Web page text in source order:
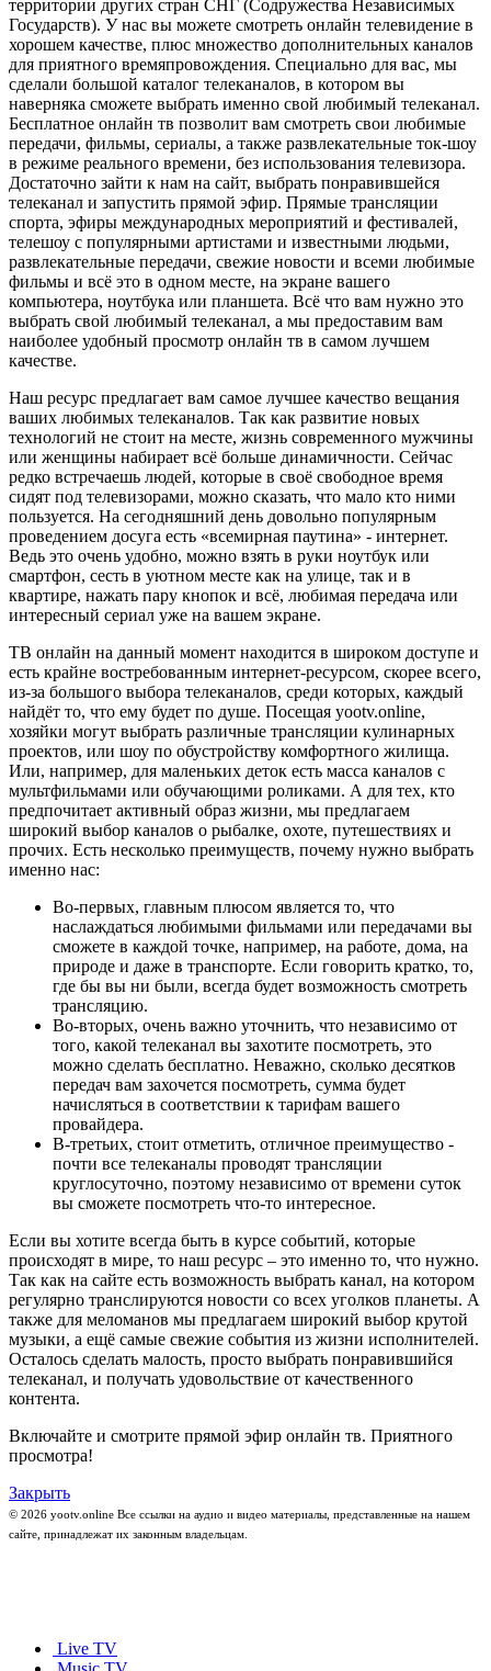
территории других стран СНГ (Содружества Независимых
Государств). У нас вы можете смотреть онлайн телевидение в
хорошем качестве, плюс множество дополнительных каналов
для приятного времяпровождения. Специально для вас, мы
сделали большой каталог телеканалов, в котором вы
наверняка сможете выбрать именно свой любимый телеканал.
Бесплатное онлайн тв позволит вам смотреть свои любимые
передачи, фильмы, сериалы, а также развлекательные ток-шоу
в режиме реального времени, без использования телевизора.
Достаточно зайти к нам на сайт, выбрать понравившейся
телеканал и запустить прямой эфир. Прямые трансляции
спорта, эфиры международных мероприятий и фестивалей,
телешоу с популярными артистами и известными людьми,
развлекательные передачи, свежие новости и всеми любимые
фильмы и всё это в одном месте, на экране вашего
компьютера, ноутбука или планшета. Всё что вам нужно это
выбрать свой любимый телеканал, а мы предоставим вам
наиболее удобный просмотр онлайн тв в самом лучшем
качестве.
Наш ресурс предлагает вам самое лучшее качество вещания
ваших любимых телеканалов. Так как развитие новых
технологий не стоит на месте, жизнь современного мужчины
или женщины набирает всё больше динамичности. Сейчас
редко встречаешь людей, которые в своё свободное время
сидят под телевизорами, можно сказать, что мало кто ними
пользуется. На сегодняшний день довольно популярным
проведением досуга есть «всемирная паутина» - интернет.
Ведь это очень удобно, можно взять в руки ноутбук или
смартфон, сесть в уютном месте как на улице, так и в
квартире, нажать пару кнопок и всё, любимая передача или
интересный сериал уже на вашем экране.
ТВ онлайн на данный момент находится в широком доступе и
есть крайне востребованным интернет-ресурсом, скорее всего,
из-за большого выбора телеканалов, среди которых, каждый
найдёт то, что ему будет по душе. Посещая yootv.online,
хозяйки могут выбрать различные трансляции кулинарных
проектов, или шоу по обустройству комфортного жилища.
Или, например, для маленьких деток есть масса каналов с
мультфильмами или обучающими роликами. А для тех, кто
предпочитает активный образ жизни, мы предлагаем
широкий выбор каналов о рыбалке, охоте, путешествиях и
прочих. Есть несколько преимуществ, почему нужно выбрать
именно нас:
Во-первых, главным плюсом является то, что
наслаждаться любимыми фильмами или передачами вы
сможете в каждой точке, например, на работе, дома, на
природе и даже в транспорте. Если говорить кратко, то,
где бы вы ни были, всегда будет возможность смотреть
трансляцию.
Во-вторых, очень важно уточнить, что независимо от
того, какой телеканал вы захотите посмотреть, это
можно сделать бесплатно. Неважно, сколько десятков
передач вам захочется посмотреть, сумма будет
начисляться в соответствии к тарифам вашего
провайдера.
В-третьих, стоит отметить, отличное преимущество -
почти все телеканалы проводят трансляции
круглосуточно, поэтому независимо от времени суток
вы сможете посмотреть что-то интересное.
Если вы хотите всегда быть в курсе событий, которые
происходят в мире, то наш ресурс – это именно то, что нужно.
Так как на сайте есть возможность выбрать канал, на котором
регулярно транслируются новости со всех уголков планеты. А
также для меломанов мы предлагаем широкий выбор крутой
музыки, а ещё самые свежие события из жизни исполнителей.
Осталось сделать малость, просто выбрать понравившийся
телеканал, и получать удовольствие от качественного
контента.
Включайте и смотрите прямой эфир онлайн тв. Приятного
просмотра!
Закрыть
© 2026 yootv.online Все ссылки на аудио и видео материалы, представленные на нашем
сайте, принадлежат их законным владельцам.
Live TV